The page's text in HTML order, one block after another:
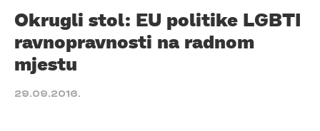
Okrugli stol: EU politike LGBTI
ravnopravnosti na radnom
mjestu
29.09.2016.